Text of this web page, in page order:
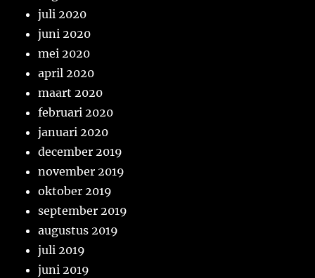
juli 2020
juni 2020
mei 2020
april 2020
maart 2020
februari 2020
januari 2020
december 2019
november 2019
oktober 2019
september 2019
augustus 2019
juli 2019
juni 2019